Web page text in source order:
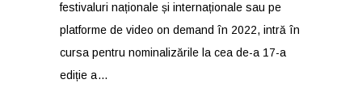
festivaluri naționale și internaționale sau pe
platforme de video on demand în 2022, intră în
cursa pentru nominalizările la cea de-a 17-a
ediție a